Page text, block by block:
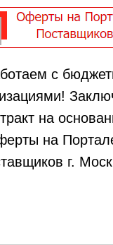
с
на
на
г.